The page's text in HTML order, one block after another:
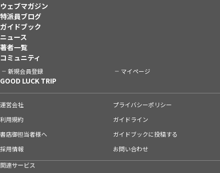
ウェブマガジン
特派員ブログ
ガイドブック
ニュース
著者一覧
コミュニティ
新規会員登録 マイページ
GOOD LUCK TRIP
運営会社
プライバシーポリシー
利用規約
ガイドライン
書店御担当者様へ
ガイドブックに投稿する
採用情報
お問い合わせ
関連サービス